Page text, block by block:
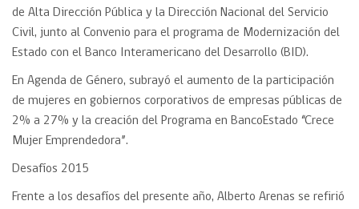
de Alta Dirección Pública y la Dirección Nacional del Servicio
Civil, junto al Convenio para el programa de Modernización del
Estado con el Banco Interamericano del Desarrollo (BID).
En Agenda de Género, subrayó el aumento de la participación
de mujeres en gobiernos corporativos de empresas públicas de
2% a 27% y la creación del Programa en BancoEstado “Crece
Mujer Emprendedora”.
Desafíos 2015
Frente a los desafíos del presente año, Alberto Arenas se refirió